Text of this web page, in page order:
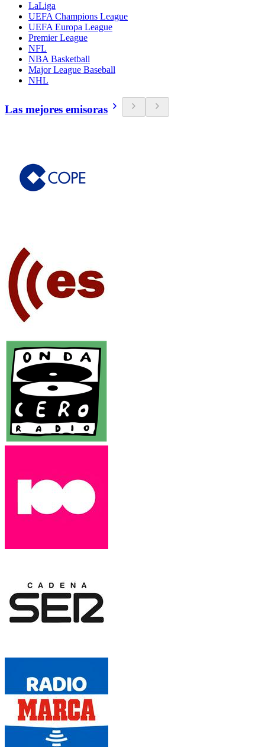
LaLiga
UEFA Champions League
UEFA Europa League
Premier League
NFL
NBA Basketball
Major League Baseball
NHL
Las mejores emisoras